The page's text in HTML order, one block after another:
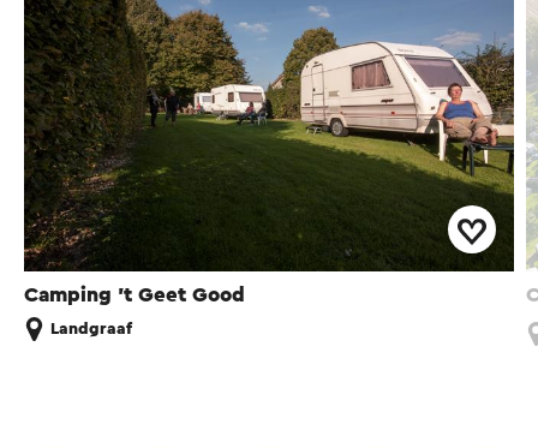
Camping 't Geet Good
Landgraaf